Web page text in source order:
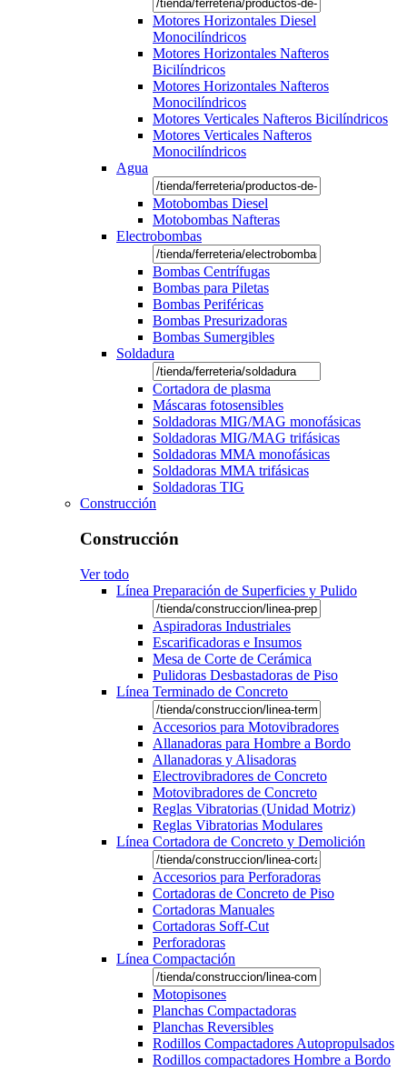
Motores Horizontales Diesel
Monocilíndricos
Motores Horizontales Nafteros
Bicilíndricos
Motores Horizontales Nafteros
Monocilíndricos
Motores Verticales Nafteros Bicilíndricos
Motores Verticales Nafteros
Monocilíndricos
Agua
Motobombas Diesel
Motobombas Nafteras
Electrobombas
Bombas Centrífugas
Bombas para Piletas
Bombas Periféricas
Bombas Presurizadoras
Bombas Sumergibles
Soldadura
Cortadora de plasma
Máscaras fotosensibles
Soldadoras MIG/MAG monofásicas
Soldadoras MIG/MAG trifásicas
Soldadoras MMA monofásicas
Soldadoras MMA trifásicas
Soldadoras TIG
Construcción
Construcción
Ver todo
Línea Preparación de Superficies y Pulido
Aspiradoras Industriales
Escarificadoras e Insumos
Mesa de Corte de Cerámica
Pulidoras Desbastadoras de Piso
Línea Terminado de Concreto
Accesorios para Motovibradores
Allanadoras para Hombre a Bordo
Allanadoras y Alisadoras
Electrovibradores de Concreto
Motovibradores de Concreto
Reglas Vibratorias (Unidad Motriz)
Reglas Vibratorias Modulares
Línea Cortadora de Concreto y Demolición
Accesorios para Perforadoras
Cortadoras de Concreto de Piso
Cortadoras Manuales
Cortadoras Soff-Cut
Perforadoras
Línea Compactación
Motopisones
Planchas Compactadoras
Planchas Reversibles
Rodillos Compactadores Autopropulsados
Rodillos compactadores Hombre a Bordo